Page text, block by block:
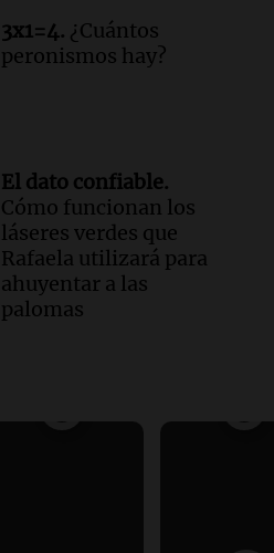
3x1=4. ¿Cuántos
peronismos hay?
El dato confiable.
Cómo funcionan los
láseres verdes que
Rafaela utilizará para
ahuyentar a las
palomas